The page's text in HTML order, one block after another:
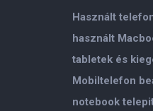
Használt
használt
tabletek és
Mobiltelefon
notebook